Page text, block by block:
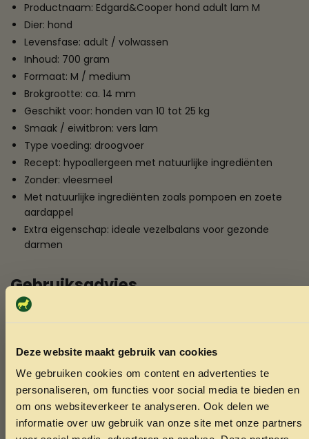
Deze website maakt gebruik van cookies
We gebruiken cookies om content en advertenties te
personaliseren, om functies voor social media te bieden en
om ons websiteverkeer te analyseren. Ook delen we
informatie over uw gebruik van onze site met onze partners
Productnaam: Edgard&Cooper hond adult lam M
Dier: hond
Levensfase: adult / volwassen
Inhoud: 700 gram
Formaat: M / medium
Brokgrootte: ca. 14 mm
Geschikt voor: honden van 10 tot 25 kg
Smaak / eiwitbron: vers lam
Type voeding: droogvoer
Recept: hypoallergeen met natuurlijke ingrediënten
Zonder: vleesmeel
Met natuurlijke ingrediënten zoals pompoen en zoete
aardappel
Extra eigenschap: ideale vezelbalans voor gezonde
darmen
Gebruiksadvies
hoeveelheid af op het gewicht, de activiteit en de conditie
op in een paar dagen. Zorg daarnaast altijd voor voldoende
vers drinkwater.
Verzending & Afhalen
ONTVANG 5% KORTING OP
JE EERSTE BESTELLING!